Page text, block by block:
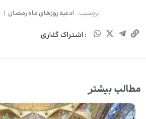
برچسب: ادعیه روزهای ماه رمضان |
: اشتراک گذاری
مطالب بیشتر